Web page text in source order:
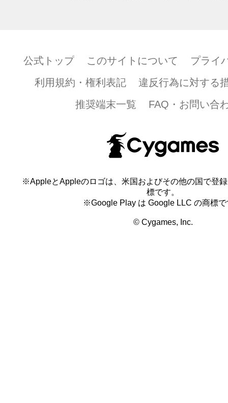
公式トップ このサイトについて
プライ
利用規約・権利表記
違反行為に対する
推奨端末一覧
FAQ・お問い合
※AppleとAppleのロゴは、米国およびその他の国で登
標です。
※Google Play は Google LLC の商標で
© Cygames, Inc.